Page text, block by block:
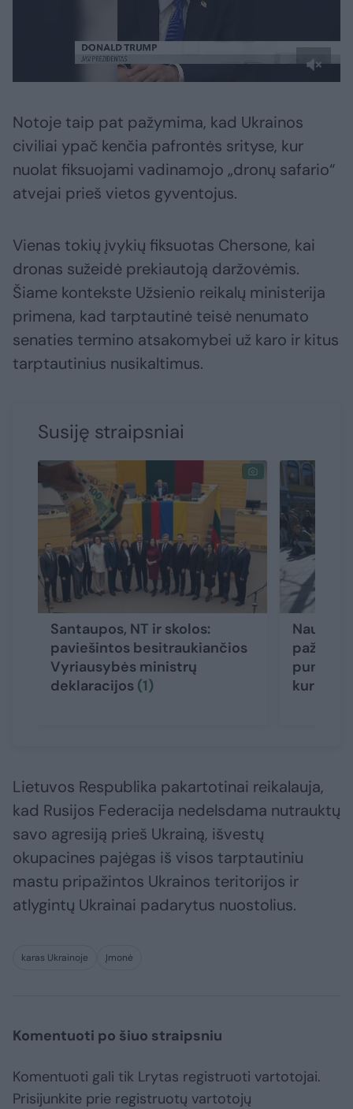
Notoje taip pat pažymima, kad Ukrainos
civiliai ypač kenčia pafrontės srityse, kur
nuolat fiksuojami vadinamojo „dronų safario“
atvejai prieš vietos gyventojus.
Vienas tokių įvykių fiksuotas Chersone, kai
dronas sužeidė prekiautoją daržovėmis.
Šiame kontekste Užsienio reikalų ministerija
primena, kad tarptautinė teisė nenumato
senaties termino atsakomybei už karo ir kitus
tarptautinius nusikaltimus.
Susiję straipsniai
Santaupos, NT ir skolos:
paviešintos besitraukiančios
Vyriausybės ministrų
deklaracijos (1)
Naujoji
punktų,
kur ims
Lietuvos Respublika pakartotinai reikalauja,
kad Rusijos Federacija nedelsdama nutrauktų
savo agresiją prieš Ukrainą, išvestų
okupacines pajėgas iš visos tarptautiniu
mastu pripažintos Ukrainos teritorijos ir
atlygintų Ukrainai padarytus nuostolius.
karas Ukrainoje Įmonė
Komentuoti po šiuo straipsniu
Komentuoti gali tik Lrytas registruoti vartotojai.
Prisijunkite prie registruotų vartotojų